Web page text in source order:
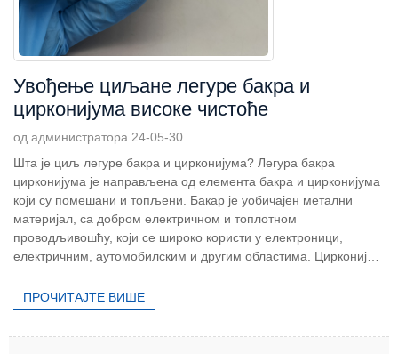
Увођење циљане легуре бакра и
цирконијума високе чистоће
од администратора 24-05-30
Шта је циљ легуре бакра и цирконијума? Легура бакра
цирконијума је направљена од елемента бакра и цирконијума
који су помешани и топљени. Бакар је уобичајен метални
материјал, са добром електричном и топлотном
проводљивошћу, који се широко користи у електроници,
електричним, аутомобилским и другим областима. Цирконијум
ПРОЧИТАЈТЕ ВИШЕ